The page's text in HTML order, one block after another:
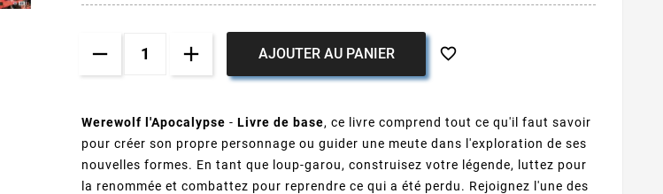
AJOUTER AU PANIER 
Werewolf l'Apocalypse - Livre de base, ce livre comprend tout ce qu'il faut savoir
pour créer son propre personnage ou guider une meute dans l'exploration de ses
nouvelles formes. En tant que loup-garou, construisez votre légende, luttez pour
la renommée et combattez pour reprendre ce qui a été perdu. Rejoignez l'une des